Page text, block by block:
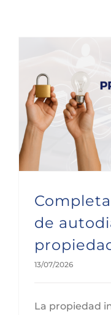
de
13/07/2026
La propiedad